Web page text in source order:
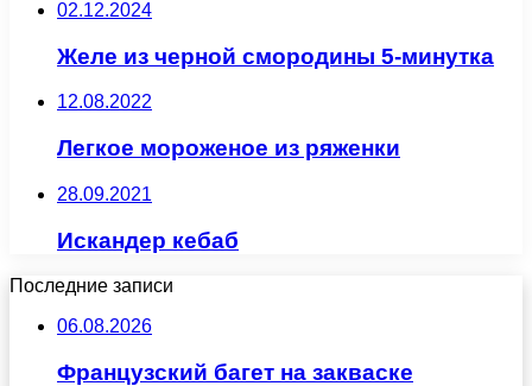
02.12.2024
Желе из черной смородины 5-минутка
12.08.2022
Легкое мороженое из ряженки
28.09.2021
Искандер кебаб
Последние записи
06.08.2026
Французский багет на закваске